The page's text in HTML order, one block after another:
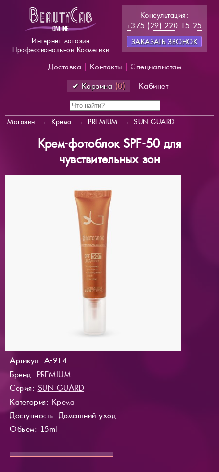
Интернет-магазин
Профессиональной Косметики
Консультация:
+375 (29) 220-15-25
ЗАКАЗАТЬ ЗВОНОК
Доставка Контакты
Специалистам
✔ Корзина (0) Кабинет
Магазин → Крема → PREMIUM → SUN GUARD
Крем-фотоблок SPF-50 для
чувствительных зон
Артикул: A-914
Бренд: PREMIUM
Серия: SUN GUARD
Категория: Крема
Доступность: Домашний уход
Объём: 15ml